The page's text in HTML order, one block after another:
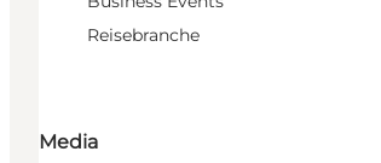
Reisebranche
Media